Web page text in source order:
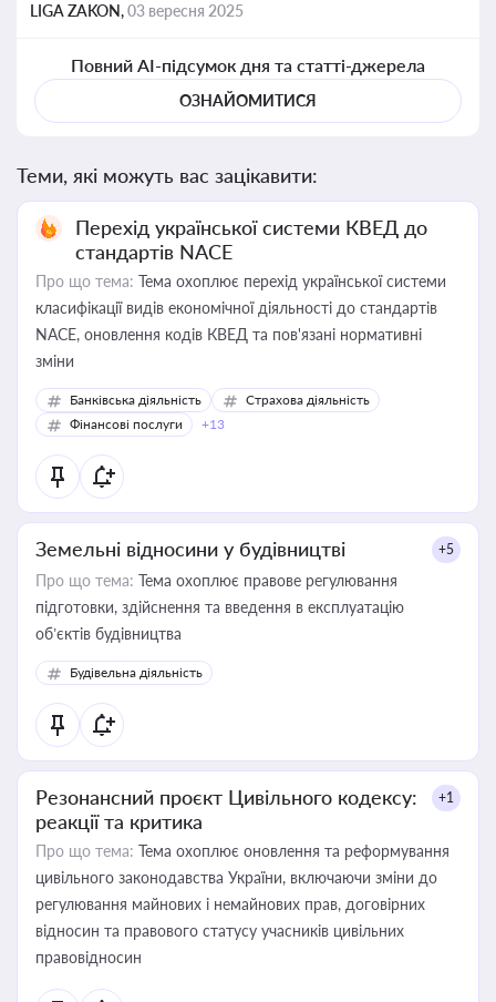
LIGA ZAKON,03 вересня 2025
Повний AI-підсумок дня та статті-джерела
ОЗНАЙОМИТИСЯ
Теми, які можуть вас зацікавити:
Перехід української системи КВЕД до
стандартів NACE
Про що тема: Тема охоплює перехід української системи
класифікації видів економічної діяльності до стандартів
NACE, оновлення кодів КВЕД та пов'язані нормативні
зміни
Банківська діяльність
Страхова діяльність
Фінансові послуги
+13
Земельні відносини у будівництві +5
Про що тема: Тема охоплює правове регулювання
підготовки, здійснення та введення в експлуатацію
об’єктів будівництва
Будівельна діяльність
Резонансний проєкт Цивільного кодексу:
реакції та критика
+1
Про що тема: Тема охоплює оновлення та реформування
цивільного законодавства України, включаючи зміни до
регулювання майнових і немайнових прав, договірних
відносин та правового статусу учасників цивільних
правовідносин